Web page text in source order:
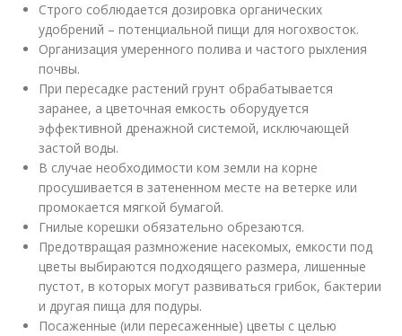
Строго соблюдается дозировка органических
удобрений – потенциальной пищи для ногохвосток.
Организация умеренного полива и частого рыхления
почвы.
При пересадке растений грунт обрабатывается
заранее, а цветочная емкость оборудуется
эффективной дренажной системой, исключающей
застой воды.
В случае необходимости ком земли на корне
просушивается в затененном месте на ветерке или
промокается мягкой бумагой.
Гнилые корешки обязательно обрезаются.
Предотвращая размножение насекомых, емкости под
цветы выбираются подходящего размера, лишенные
пустот, в которых могут развиваться грибок, бактерии
и другая пища для подуры.
Посаженные (или пересаженные) цветы с целью